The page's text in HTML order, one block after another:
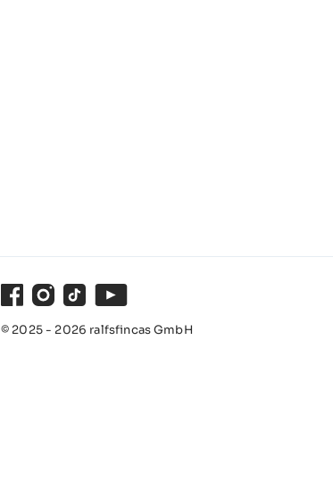
FacebookInstagram
TikTok
© 2025 - 2026 ralfsfincas GmbH